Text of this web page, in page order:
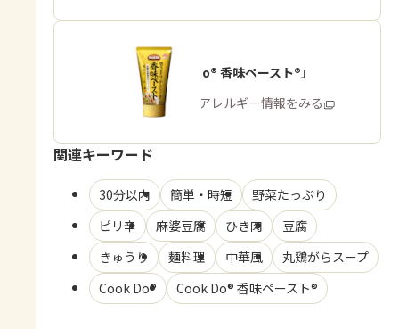
「Cook Do® 香味ペースト®」
商品・アレルギー情報をみる
関連キーワード
30分以内 簡単・時短
野菜たっぷり
ピリ辛
麻婆豆腐 ひき肉
豆腐
きゅうり
麺料理 中華風
丸鶏がらスープ
Cook Do®
Cook Do® 香味ペースト®